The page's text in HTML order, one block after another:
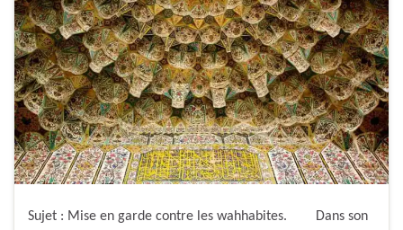
Sujet : Mise en garde contre les wahhabites. Dans son